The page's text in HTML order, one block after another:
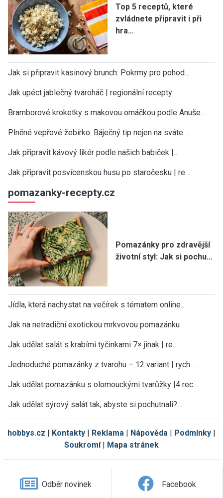
Top 5 receptů, které
zvládnete připravit i při
hra…
Jak si připravit kasinový brunch: Pokrmy pro pohod…
Jak upéct jablečný tvaroháč | regionální recepty
Bramborové kroketky s makovou omáčkou podle Anuše…
Plněné vepřové žebírko: Báječný tip nejen na sváte…
Jak připravit kávový likér podle našich babiček |…
Jak připravit posvícenskou husu po staročesku | re…
pomazanky-recepty.cz
Pomazánky pro zdravější
životní styl: Jak si pochu…
Jídla, která nachystat na večírek s tématem online…
Jak na netradiční exotickou mrkvovou pomazánku
Jak udělat salát s krabími tyčinkami 7× jinak | re…
Jednoduché pomazánky z tvarohu – 12 variant | rych…
Jak udělat pomazánku s olomouckými tvarůžky |4 rec…
Jak udělat sýrový salát tak, abyste si pochutnali?…
hobbys.cz | Kontakty | Reklama | Nápověda | Podmínky |
Soukromí| Mapa stránek
Odběr novinek Facebook